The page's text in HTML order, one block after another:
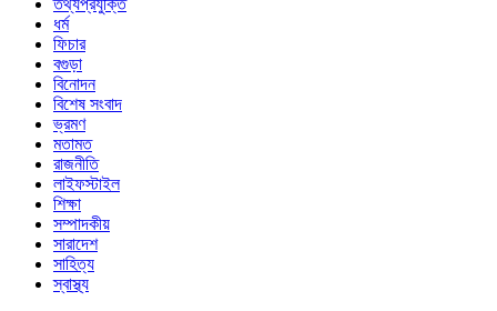
তথ্যপ্রযুক্তি
ধর্ম
ফিচার
বগুড়া
বিনোদন
বিশেষ সংবাদ
ভ্রমণ
মতামত
রাজনীতি
লাইফস্টাইল
শিক্ষা
সম্পাদকীয়
সারাদেশ
সাহিত্য
স্বাস্থ্য